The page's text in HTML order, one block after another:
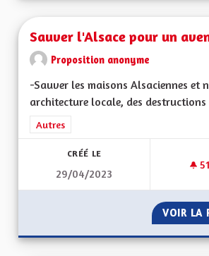
Sauver l'Alsace pour un
Proposition anonyme
-Sauver les maisons Alsaciennes et
architecture locale, des destructions
Filtrer les résultats de la catégorie :
Autres
CRÉÉ LE
29/04/2023
51
VOIR LA